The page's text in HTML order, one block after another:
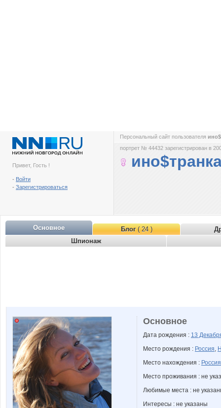
Привет, Гость !
- Войти
- Зарегистрироваться
Персональный сайт пользователя
портрет № 44432 зарегистрирован в
Основное Блог( 24 )
Шпионаж
Основное
Дата рождения : 13
Место рождения : Россия,
Место нахождения : Россия
Место проживания : не
Любимые места : не
Интересы : не указаны